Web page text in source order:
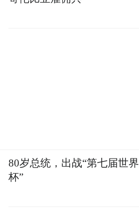
80岁总统，出战“第七届世界
杯”